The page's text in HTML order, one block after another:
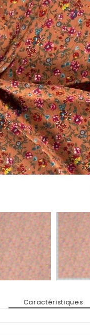
Caractéristiques